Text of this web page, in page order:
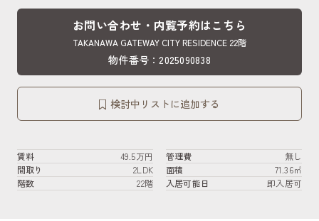
お問い合わせ・内覧予約はこちら
TAKANAWA GATEWAY CITY RESIDENCE 22階
物件番号：2025090838
検討中リストに追加する
賃料 49.5万円 管理費
無し
間取り
2LDK 面積
71.36㎡
階数
22階 入居可能日 即入居可